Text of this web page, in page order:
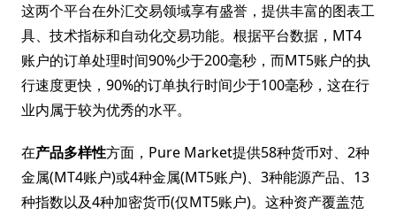
这两个平台在外汇交易领域享有盛誉，提供丰富的图表工
具、技术指标和自动化交易功能。根据平台数据，MT4
账户的订单处理时间90%少于200毫秒，而MT5账户的执
行速度更快，90%的订单执行时间少于100毫秒，这在行
业内属于较为优秀的水平。
在产品多样性方面，Pure Market提供58种货币对、2种
金属(MT4账户)或4种金属(MT5账户)、3种能源产品、13
种指数以及4种加密货币(仅MT5账户)。这种资产覆盖范